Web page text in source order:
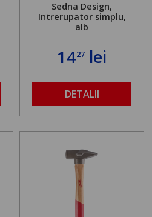
Sedna Design,
Intrerupator simplu,
alb
1427 lei
DETALII